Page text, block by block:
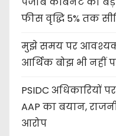
फीस वृद्धि 5% तक
मुझे समय पर
आर्थिक बोझ भी नहीं
PSIDC अधिकारियों
AAP का बयान,
आरोप